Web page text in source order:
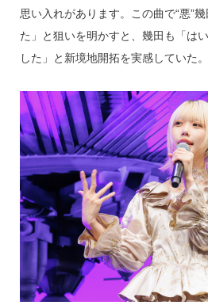
思い入れがあります。この曲で“悪”
た」と狙いを明かすと、幾田も「は
した」と新境地開拓を実感していた。